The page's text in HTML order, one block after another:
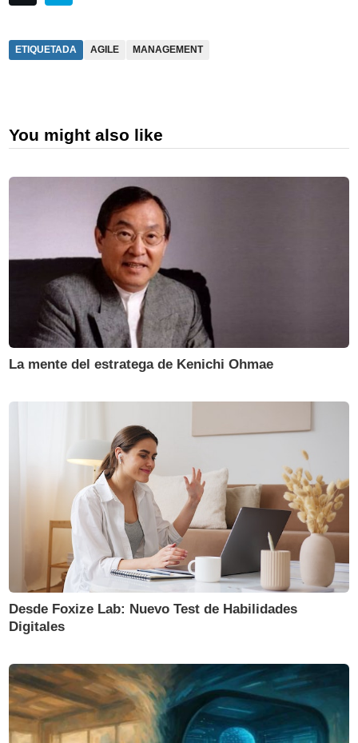
ETIQUETADA AGILE MANAGEMENT
You might also like
La mente del estratega de Kenichi Ohmae
Desde Foxize Lab: Nuevo Test de Habilidades
Digitales